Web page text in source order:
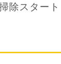
除スター